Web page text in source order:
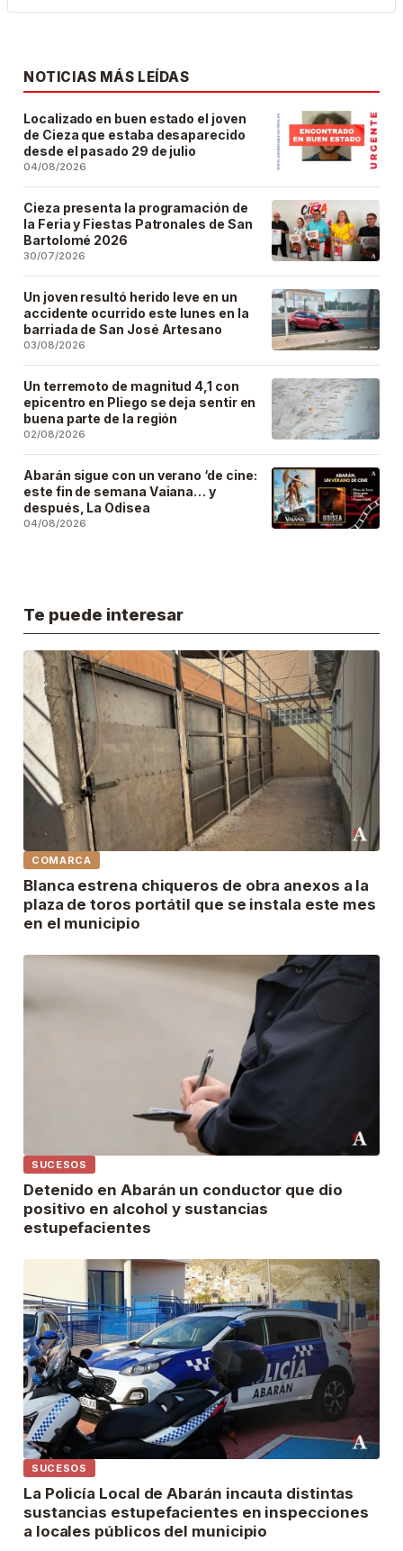
NOTICIAS MÁS LEÍDAS
Localizado en buen estado el joven
de Cieza que estaba desaparecido
desde el pasado 29 de julio
04/08/2026
Cieza presenta la programación de
la Feria y Fiestas Patronales de San
Bartolomé 2026
30/07/2026
Un joven resultó herido leve en un
accidente ocurrido este lunes en la
barriada de San José Artesano
03/08/2026
Un terremoto de magnitud 4,1 con
epicentro en Pliego se deja sentir en
buena parte de la región
02/08/2026
Abarán sigue con un verano ‘de cine:
este fin de semana Vaiana… y
después, La Odisea
04/08/2026
Te puede interesar
COMARCA
Blanca estrena chiqueros de obra anexos a la
plaza de toros portátil que se instala este mes
en el municipio
SUCESOS
Detenido en Abarán un conductor que dio
positivo en alcohol y sustancias
estupefacientes
SUCESOS
La Policía Local de Abarán incauta distintas
sustancias estupefacientes en inspecciones
a locales públicos del municipio